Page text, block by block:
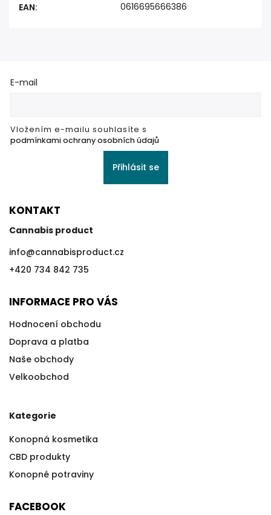
EAN: 0616695666386
E-mail
Vložením e-mailu souhlasíte s
podmínkami ochrany osobních údajů
Přihlásit se
KONTAKT
Cannabis product
info@cannabisproduct.cz
+420 734 842 735
INFORMACE PRO VÁS
Hodnocení obchodu
Doprava a platba
Naše obchody
Velkoobchod
Kategorie
Konopná kosmetika
CBD produkty
Konopné potraviny
FACEBOOK